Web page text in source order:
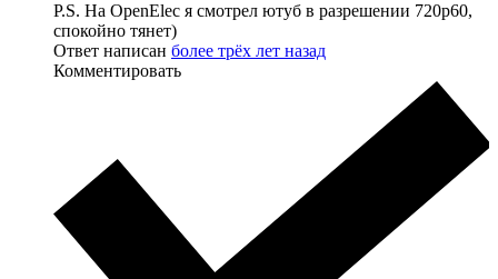
P.S. На OpenElec я смотрел ютуб в разрешении 720p60,
спокойно тянет)
Ответ написан более трёх лет назад
Комментировать